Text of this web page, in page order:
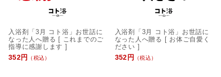
入浴剤「3月 コト浴」お世話に
なった人へ贈る [ これまでのご
指導に感謝します ]
352円
（税込）
入浴剤「3月 コト浴」お世話に
なった人へ贈る [ お体ご自愛く
ださい ]
352円
（税込）